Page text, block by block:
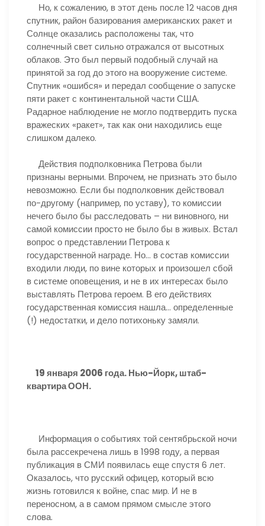
Но, к сожалению, в этот день после 12 часов дня
спутник, район базирования американских ракет и
Солнце оказались расположены так, что
солнечный свет сильно отражался от высотных
облаков. Это был первый подобный случай на
принятой за год до этого на вооружение системе.
Спутник «ошибся» и передал сообщение о запуске
пяти ракет с континентальной части США.
Радарное наблюдение не могло подтвердить пуска
вражеских «ракет», так как они находились еще
слишком далеко.
Действия подполковника Петрова были
признаны верными. Впрочем, не признать это было
невозможно. Если бы подполковник действовал
по-другому (например, по уставу), то комиссии
нечего было бы расследовать – ни виновного, ни
самой комиссии просто не было бы в живых. Встал
вопрос о представлении Петрова к
государственной награде. Но… в состав комиссии
входили люди, по вине которых и произошел сбой
в системе оповещения, и не в их интересах было
выставлять Петрова героем. В его действиях
государственная комиссия нашла… определенные
(!) недостатки, и дело потихоньку замяли.
19 января 2006 года. Нью-Йорк, штаб-
квартира ООН.
Информация о событиях той сентябрьской ночи
была рассекречена лишь в 1998 году, а первая
публикация в СМИ появилась еще спустя 6 лет.
Оказалось, что русский офицер, который всю
жизнь готовился к войне, спас мир. И не в
переносном, а в самом прямом смысле этого
слова.